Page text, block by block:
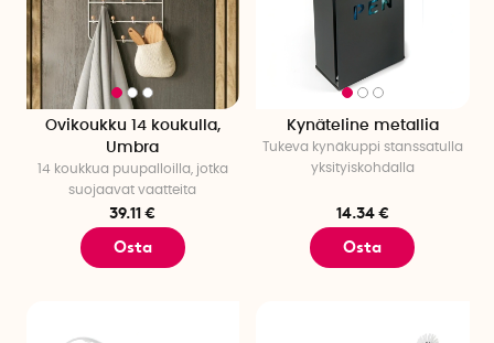
Ovikoukku 14 koukulla,
Umbra
14 koukkua puupalloilla, jotka
suojaavat vaatteita
39.11 €
Osta
Kynäteline metallia
Tukeva kynäkuppi stanssatulla
yksityiskohdalla
14.34 €
Osta